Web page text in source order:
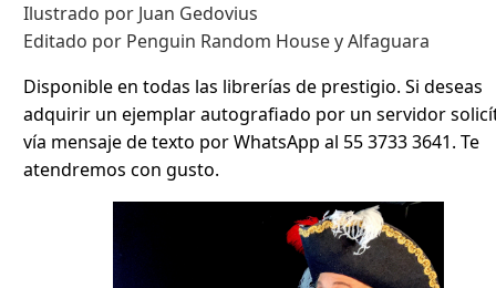
Ilustrado por Juan Gedovius
Editado por Penguin Random House y Alfaguara
Disponible en todas las librerías de prestigio. Si deseas
adquirir un ejemplar autografiado por un servidor
vía mensaje de texto por WhatsApp al 55 3733 3641. Te
atendremos con gusto.